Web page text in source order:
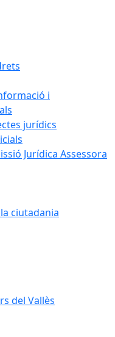
i
jurídics
Jurídica Assessora
ciutadania
del Vallès